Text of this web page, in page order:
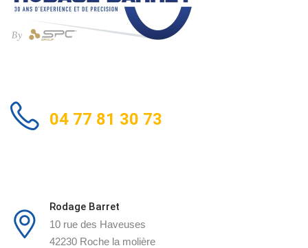
04 77 81 30 73
Rodage Barret
10 rue des Haveuses
42230 Roche la molière